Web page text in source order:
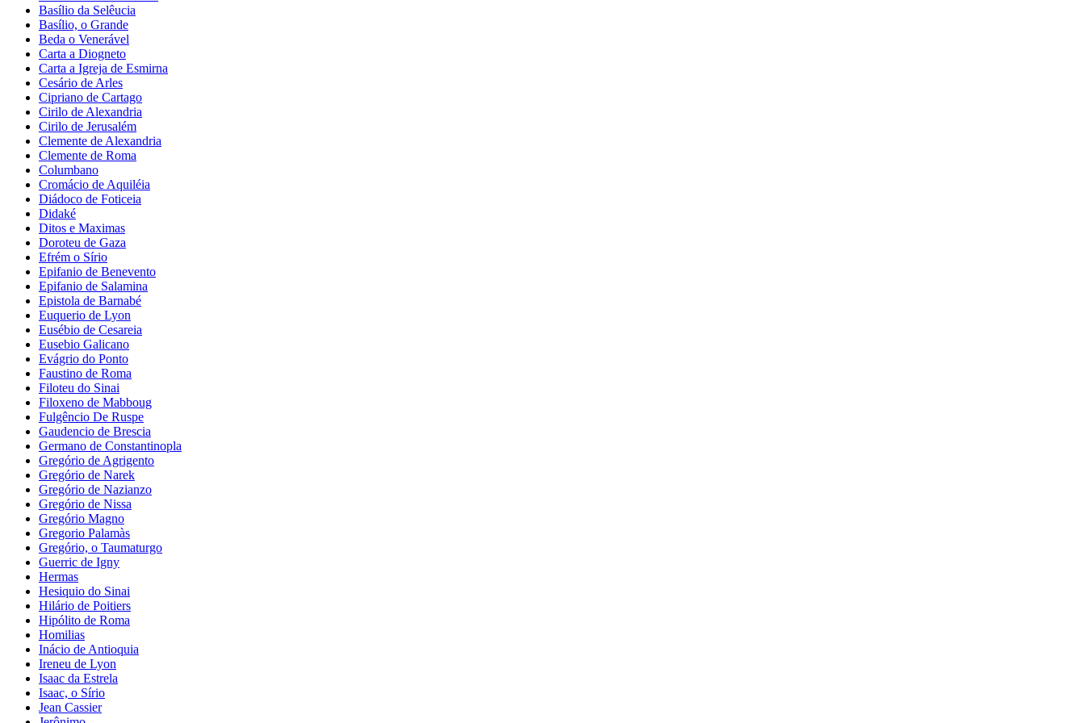
Basílio da Selêucia
Basílio, o Grande
Beda o Venerável
Carta a Diogneto
Carta a Igreja de Esmirna
Cesário de Arles
Cipriano de Cartago
Cirilo de Alexandria
Cirilo de Jerusalém
Clemente de Alexandria
Clemente de Roma
Columbano
Cromácio de Aquiléia
Diádoco de Foticeia
Didaké
Ditos e Maximas
Doroteu de Gaza
Efrém o Sírio
Epifanio de Benevento
Epifanio de Salamina
Epistola de Barnabé
Euquerio de Lyon
Eusébio de Cesareia
Eusebio Galicano
Evágrio do Ponto
Faustino de Roma
Filoteu do Sinai
Filoxeno de Mabboug
Fulgêncio De Ruspe
Gaudencio de Brescia
Germano de Constantinopla
Gregório de Agrigento
Gregório de Narek
Gregório de Nazianzo
Gregório de Nissa
Gregório Magno
Gregorio Palamàs
Gregório, o Taumaturgo
Guerric de Igny
Hermas
Hesiquio do Sinai
Hilário de Poitiers
Hipólito de Roma
Homilias
Inácio de Antioquia
Ireneu de Lyon
Isaac da Estrela
Isaac, o Sírio
Jean Cassier